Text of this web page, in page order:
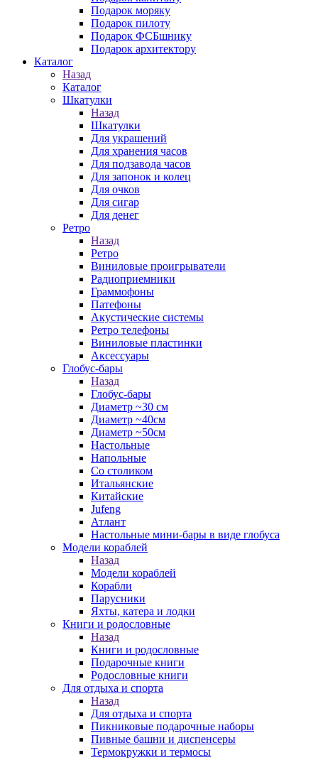
Подарок моряку
Подарок пилоту
Подарок ФСБшнику
Подарок архитектору
Каталог
Назад
Каталог
Шкатулки
Назад
Шкатулки
Для украшений
Для хранения часов
Для подзавода часов
Для запонок и колец
Для очков
Для сигар
Для денег
Ретро
Назад
Ретро
Виниловые проигрыватели
Радиоприемники
Граммофоны
Патефоны
Акустические системы
Ретро телефоны
Виниловые пластинки
Аксессуары
Глобус-бары
Назад
Глобус-бары
Диаметр ~30 см
Диаметр ~40см
Диаметр ~50см
Настольные
Напольные
Со столиком
Итальянские
Китайские
Jufeng
Атлант
Настольные мини-бары в виде глобуса
Модели кораблей
Назад
Модели кораблей
Корабли
Парусники
Яхты, катера и лодки
Книги и родословные
Назад
Книги и родословные
Подарочные книги
Родословные книги
Для отдыха и спорта
Назад
Для отдыха и спорта
Пикниковые подарочные наборы
Пивные башни и диспенсеры
Термокружки и термосы